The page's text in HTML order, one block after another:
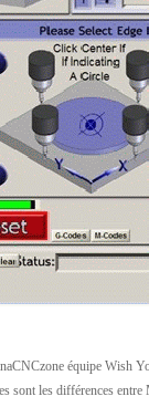
équipe Wish
sont les différences